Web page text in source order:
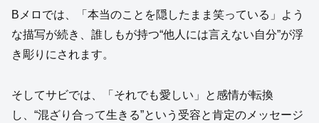
Bメロでは、「本当のことを隠したまま笑っている」よう
な描写が続き、誰しもが持つ“他人には言えない自分”が浮
き彫りにされます。
そしてサビでは、「それでも愛しい」と感情が転換
し、“混ざり合って生きる”という受容と肯定のメッセージ